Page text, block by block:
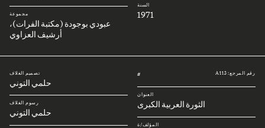
السنة
1971 مجموعة
عبودي بوجودة (مكتبة الفرات)،
أرشيف العزاوي
رقم المرجع: A113 #
العنوان
الثورة العربية الكبرى
المؤلف/ة
تصميم الغلاف
حلمي التوني
رسوم الغلاف
حلمي التوني